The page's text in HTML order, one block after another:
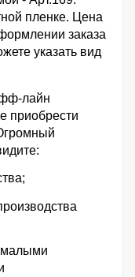
пленке. Цена
заказа
указать вид
лайн
приобрести
малыми